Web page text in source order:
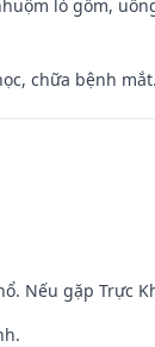
lò gốm,
chữa bệnh mắt.
Nếu gặp Trực